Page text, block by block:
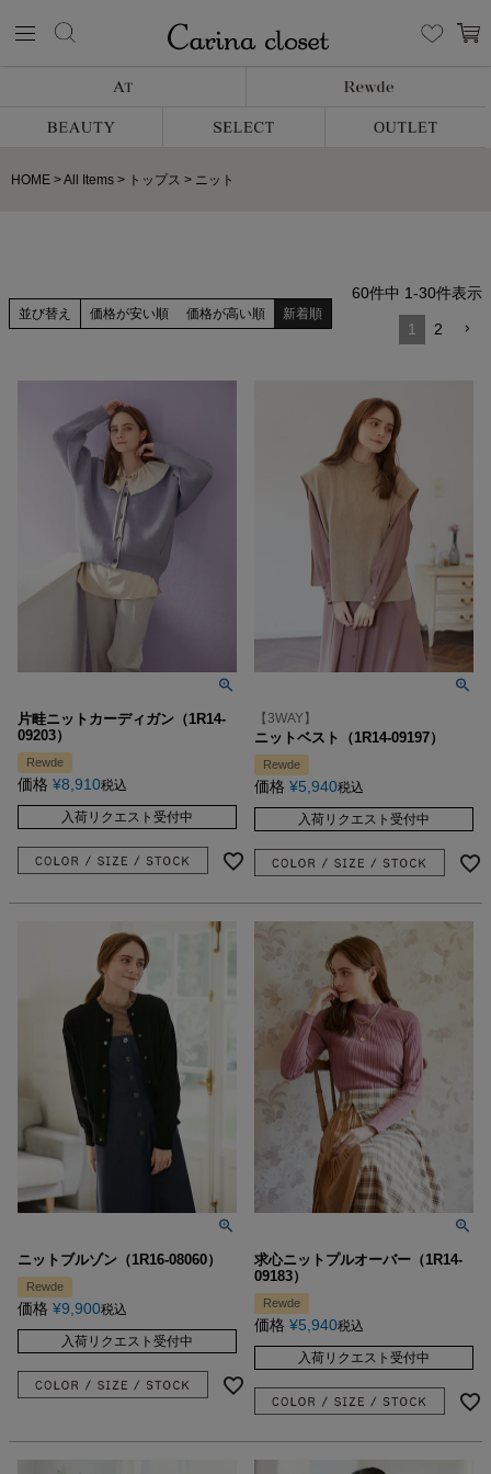
HOME All Items トップス ニット
並び替え 価格が安い順 価格が高い順 新着順
60件中 1-30件表示
1 2
片畦ニットカーディガン（1R14-
09203）
Rewde
価格 ¥8,910税込
入荷リクエスト受付中
【3WAY】
ニットベスト（1R14-09197）
Rewde
価格 ¥5,940税込
入荷リクエスト受付中
ニットブルゾン（1R16-08060）
Rewde
価格 ¥9,900税込
入荷リクエスト受付中
求心ニットプルオーバー（1R14-
09183）
Rewde
価格 ¥5,940税込
入荷リクエスト受付中